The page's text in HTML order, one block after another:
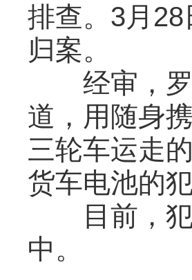
排查。3月
归案。
经审，
道， 用随身
三轮车运走
货车电池的
目前，
中。